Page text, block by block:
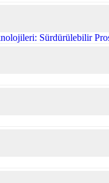
Sürdürülebilir